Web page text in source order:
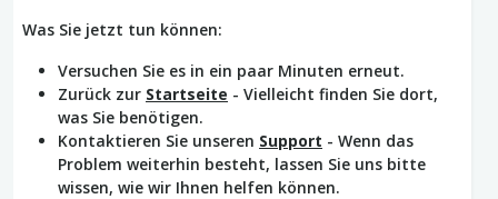
Was Sie jetzt tun können:
Versuchen Sie es in ein paar Minuten erneut.
Zurück zur Startseite - Vielleicht finden Sie dort,
was Sie benötigen.
Kontaktieren Sie unseren Support - Wenn das
Problem weiterhin besteht, lassen Sie uns bitte
wissen, wie wir Ihnen helfen können.